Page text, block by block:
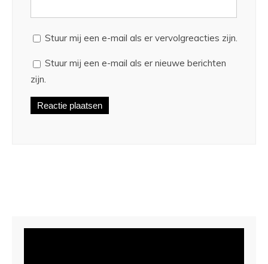
Stuur mij een e-mail als er vervolgreacties zijn.
Stuur mij een e-mail als er nieuwe berichten
zijn.